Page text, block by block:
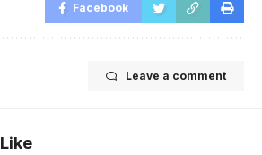
Facebook
Leave a comment